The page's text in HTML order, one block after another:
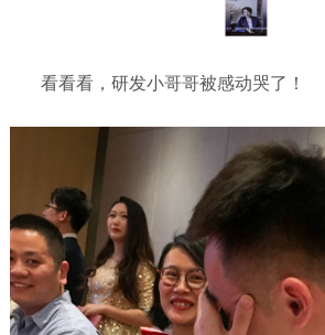
看看看，研发小哥哥被感动哭了！